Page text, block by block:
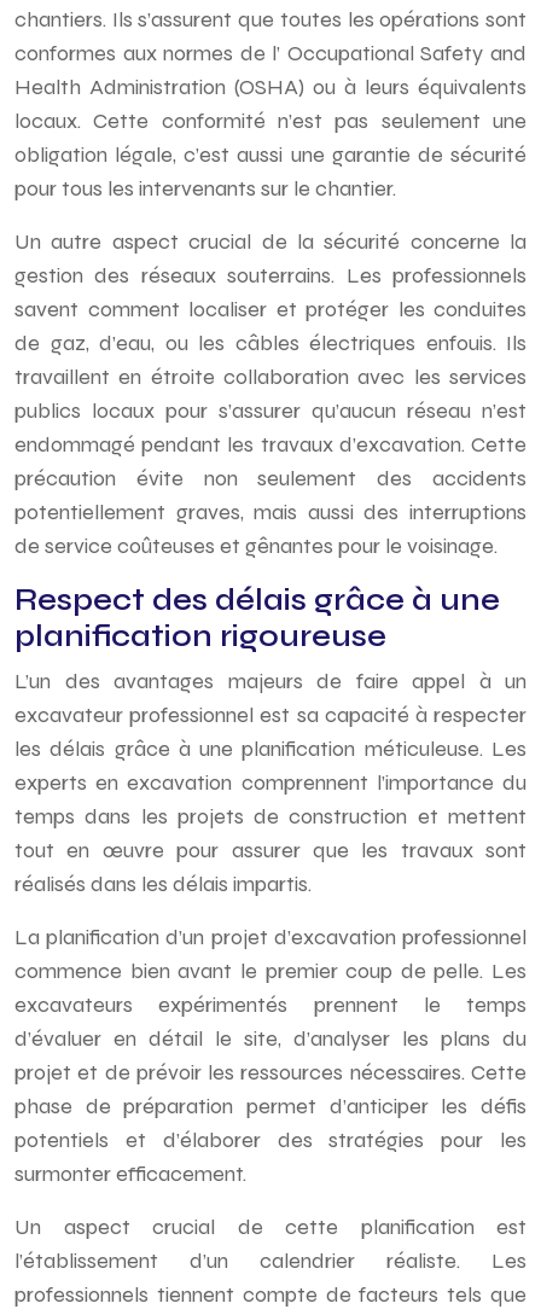
chantiers. Ils s’assurent que toutes les opérations sont
conformes aux normes de l’ Occupational Safety and
Health Administration (OSHA) ou à leurs équivalents
locaux. Cette conformité n’est pas seulement une
obligation légale, c’est aussi une garantie de sécurité
pour tous les intervenants sur le chantier.
Un autre aspect crucial de la sécurité concerne la
gestion des réseaux souterrains. Les professionnels
savent comment localiser et protéger les conduites
de gaz, d’eau, ou les câbles électriques enfouis. Ils
travaillent en étroite collaboration avec les services
publics locaux pour s’assurer qu’aucun réseau n’est
endommagé pendant les travaux d’excavation. Cette
précaution évite non seulement des accidents
potentiellement graves, mais aussi des interruptions
de service coûteuses et gênantes pour le voisinage.
Respect des délais grâce à une
planification rigoureuse
L’un des avantages majeurs de faire appel à un
excavateur professionnel est sa capacité à respecter
les délais grâce à une planification méticuleuse. Les
experts en excavation comprennent l’importance du
temps dans les projets de construction et mettent
tout en œuvre pour assurer que les travaux sont
réalisés dans les délais impartis.
La planification d’un projet d’excavation professionnel
commence bien avant le premier coup de pelle. Les
excavateurs expérimentés prennent le temps
d’évaluer en détail le site, d’analyser les plans du
projet et de prévoir les ressources nécessaires. Cette
phase de préparation permet d’anticiper les défis
potentiels et d’élaborer des stratégies pour les
surmonter efficacement.
Un aspect crucial de cette planification est
l’établissement d’un calendrier réaliste. Les
professionnels tiennent compte de facteurs tels que